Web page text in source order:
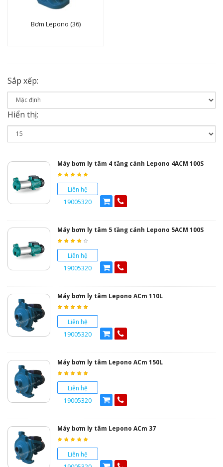
Bơm Lepono (36)
Sắp xếp:
Hiển thị:
Máy bơm ly tâm 4 tầng cánh Lepono 4ACM 100S
Liên hệ
19005320
Máy bơm ly tâm 5 tầng cánh Lepono 5ACM 100S
Liên hệ
19005320
Máy bơm ly tâm Lepono ACm 110L
Liên hệ
19005320
Máy bơm ly tâm Lepono ACm 150L
Liên hệ
19005320
Máy bơm ly tâm Lepono ACm 37
Liên hệ